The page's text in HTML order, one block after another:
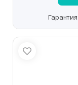
Гарантия: